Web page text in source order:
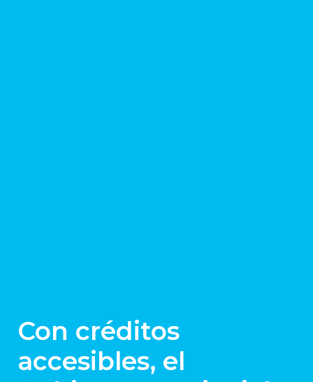
Con créditos
accesibles, el